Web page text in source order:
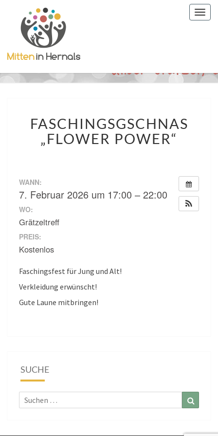
„FLOWER
POWER“
FASCHINGSGSCHNAS
„FLOWER POWER“
WANN:
7. Februar 2026 um 17:00 – 22:00
WO:
Grätzeltreff
PREIS:
Kostenlos
Faschingsfest für Jung und Alt!
Verkleidung erwünscht!
Gute Laune mitbringen!
SUCHE
Suchen
nach: